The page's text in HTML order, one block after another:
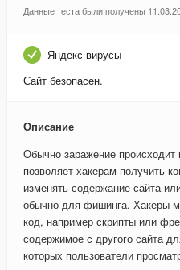
Данные теста были получены
Яндекс вирусы
Сайт безопасен.
Описание
Обычно заражение происходит
позволяет хакерам получить
изменять содержание сайта
обычно для фишинга. Хакеры
код, например скрипты или
содержимое с другого сайта
которых пользователи